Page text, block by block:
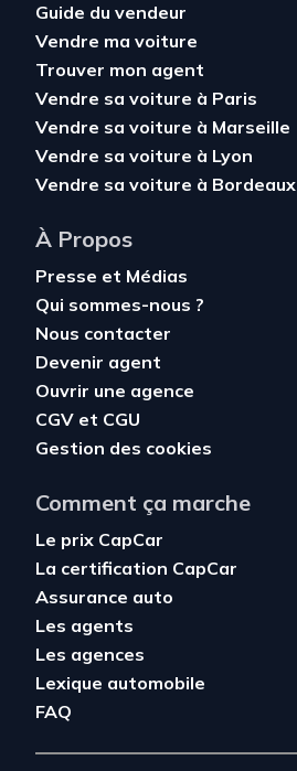
Guide du vendeur
Vendre ma voiture
Trouver mon agent
Vendre sa voiture à Paris
Vendre sa voiture à Marseille
Vendre sa voiture à Lyon
Vendre sa voiture à Bordeaux
À Propos
Presse et Médias
Qui sommes-nous ?
Nous contacter
Devenir agent
Ouvrir une agence
CGV et CGU
Gestion des cookies
Comment ça marche
Le prix CapCar
La certification CapCar
Assurance auto
Les agents
Les agences
Lexique automobile
FAQ